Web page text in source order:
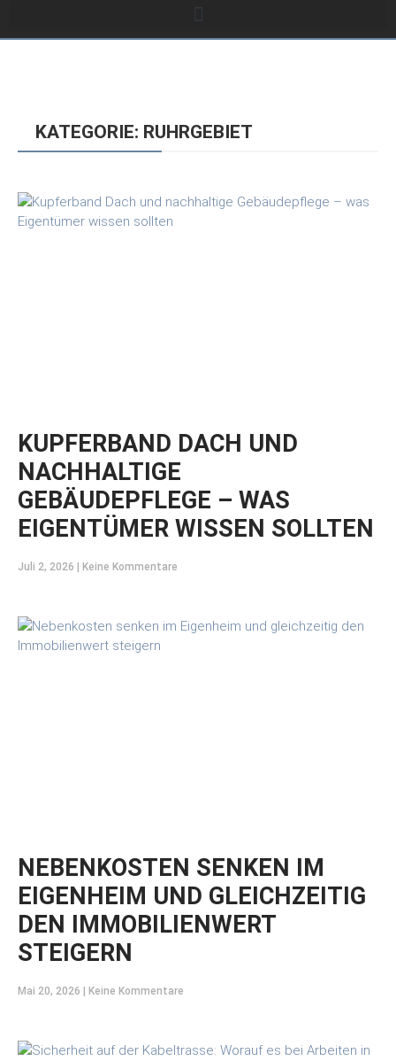
KATEGORIE: RUHRGEBIET
KUPFERBAND DACH UND
NACHHALTIGE
GEBÄUDEPFLEGE – WAS
EIGENTÜMER WISSEN SOLLTEN
Juli 2, 2026 Keine Kommentare
NEBENKOSTEN SENKEN IM
EIGENHEIM UND GLEICHZEITIG
DEN IMMOBILIENWERT
STEIGERN
Mai 20, 2026 Keine Kommentare